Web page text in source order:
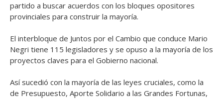
partido a buscar acuerdos con los bloques opositores
provinciales para construir la mayoría.
El interbloque de Juntos por el Cambio que conduce Mario
Negri tiene 115 legisladores y se opuso a la mayoría de los
proyectos claves para el Gobierno nacional.
Así sucedió con la mayoría de las leyes cruciales, como la
de Presupuesto, Aporte Solidario a las Grandes Fortunas,